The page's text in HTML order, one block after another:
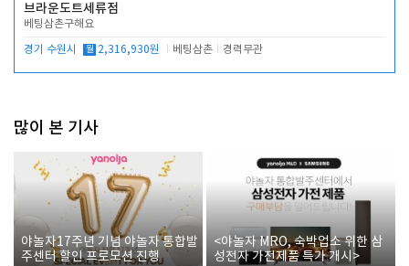
브라운도트세류점
베팅삼촌구해요
경기 수원시 월 2,316,930원 베팅삼촌 경력무관
많이 본 기사
야놀자17주년 기념 야놀자 통합발
주센터 할인 프로모션 진행
<야놀자 MRO, 숙박업소 위한 삼
성전자 가전제품 특가 개시>